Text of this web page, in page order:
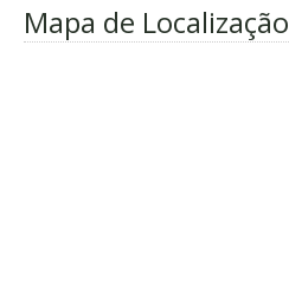
Mapa de Localização